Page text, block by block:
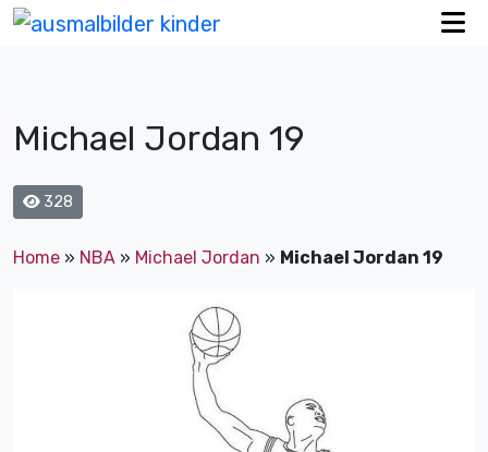
Michael Jordan 19
328
Home » NBA » Michael Jordan » Michael Jordan 19